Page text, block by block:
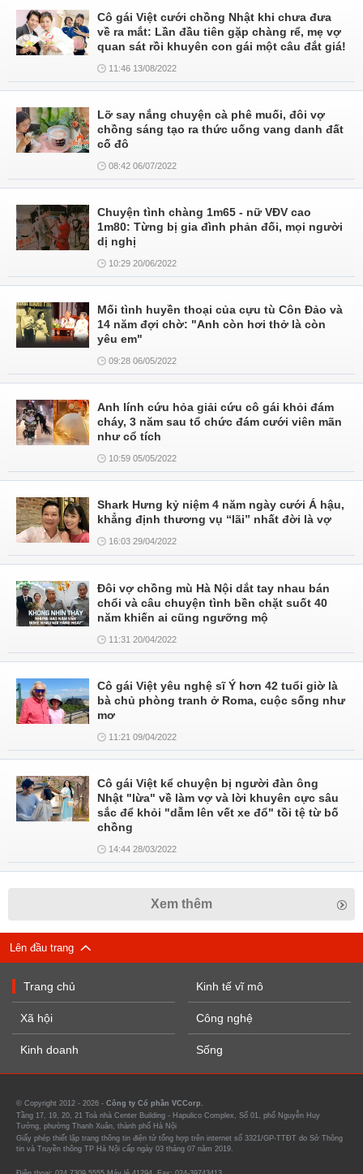
Cô gái Việt cưới chồng Nhật khi chưa đưa
về ra mắt: Lần đầu tiên gặp chàng rể, mẹ vợ
quan sát rồi khuyên con gái một câu đắt giá!
11:46 13/08/2022
Lỡ say nắng chuyện cà phê muối, đôi vợ
chồng sáng tạo ra thức uống vang danh đất
cố đô
08:42 06/07/2022
Chuyện tình chàng 1m65 - nữ VĐV cao
1m80: Từng bị gia đình phản đối, mọi người
dị nghị
10:29 20/06/2022
Mối tình huyền thoại của cựu tù Côn Đảo và
14 năm đợi chờ: "Anh còn hơi thở là còn
yêu em"
09:28 06/05/2022
Anh lính cứu hỏa giải cứu cô gái khỏi đám
cháy, 3 năm sau tổ chức đám cưới viên mãn
như cổ tích
10:59 05/05/2022
Shark Hưng kỷ niệm 4 năm ngày cưới Á hậu,
khẳng định thương vụ “lãi” nhất đời là vợ
16:03 29/04/2022
Đôi vợ chồng mù Hà Nội dắt tay nhau bán
chổi và câu chuyện tình bền chặt suốt 40
năm khiến ai cũng ngưỡng mộ
11:31 20/04/2022
Cô gái Việt yêu nghệ sĩ Ý hơn 42 tuổi giờ là
bà chủ phòng tranh ở Roma, cuộc sống như
mơ
11:21 09/04/2022
Cô gái Việt kể chuyện bị người đàn ông
Nhật "lừa" về làm vợ và lời khuyên cực sâu
sắc để khỏi "dẫm lên vết xe đổ" tồi tệ từ bố
chồng
14:44 28/03/2022
Xem thêm
Lên đầu trang
Trang chủ
Xã hội
Kinh doanh
Kinh tế vĩ mô
Công nghệ
Sống
© Copyright 2012 - 2026 - Công ty Cổ phần VCCorp.
Tầng 17, 19, 20, 21 Toà nhà Center Building - Hapulico Complex, Số 01, phố Nguyễn Huy
Tưởng, phường Thanh Xuân, thành phố Hà Nội
Giấy phép thiết lập trang thông tin điện tử tổng hợp trên internet số 3321/GP-TTĐT do Sở Thông
tin và Truyền thông TP Hà Nội cấp ngày 03 tháng 07 năm 2019.